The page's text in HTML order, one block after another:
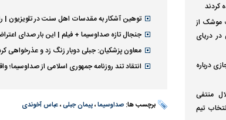
توهین آشکار به مقدسات اهل سنت در تلویزیون |
جنجال تازه صداوسیما + فیلم | این بار صدای
معاون پزشکیان: جبلی دوبار زنگ زد و عذرخواهی
انتقاد تند روزنامه جمهوری اسلامی از
برچسب ها: صداوسیما،پیمان جبلی،عباس آخوندی
کردند
موشک از
دریای
درباره
منتفی
تیم